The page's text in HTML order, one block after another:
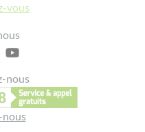
vous
nous
nous